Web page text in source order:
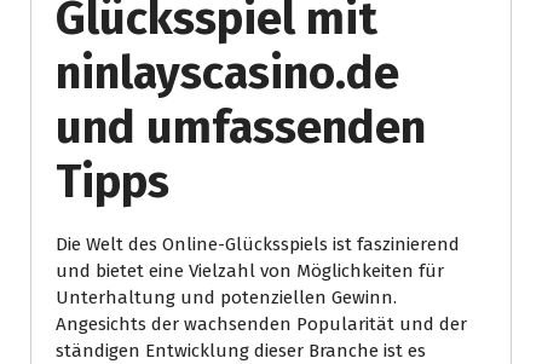
Glücksspiel mit
ninlayscasino.de
und umfassenden
Tipps
Die Welt des Online-Glücksspiels ist faszinierend
und bietet eine Vielzahl von Möglichkeiten für
Unterhaltung und potenziellen Gewinn.
Angesichts der wachsenden Popularität und der
ständigen Entwicklung dieser Branche ist es